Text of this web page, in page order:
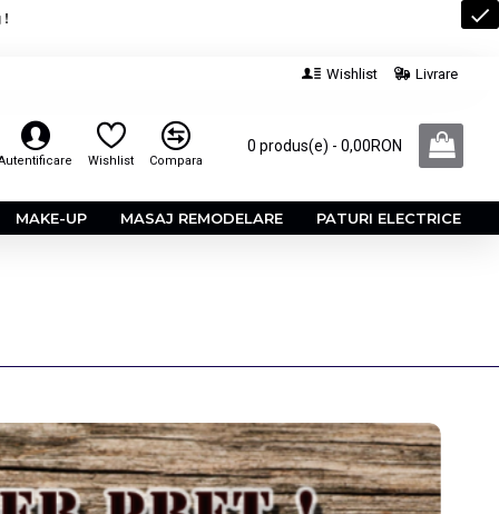
!
Wishlist Livrare
Wishlist Compara
0 produs(e) - 0,00RON
MAKE-UP MASAJ REMODELARE PATURI ELECTRICE